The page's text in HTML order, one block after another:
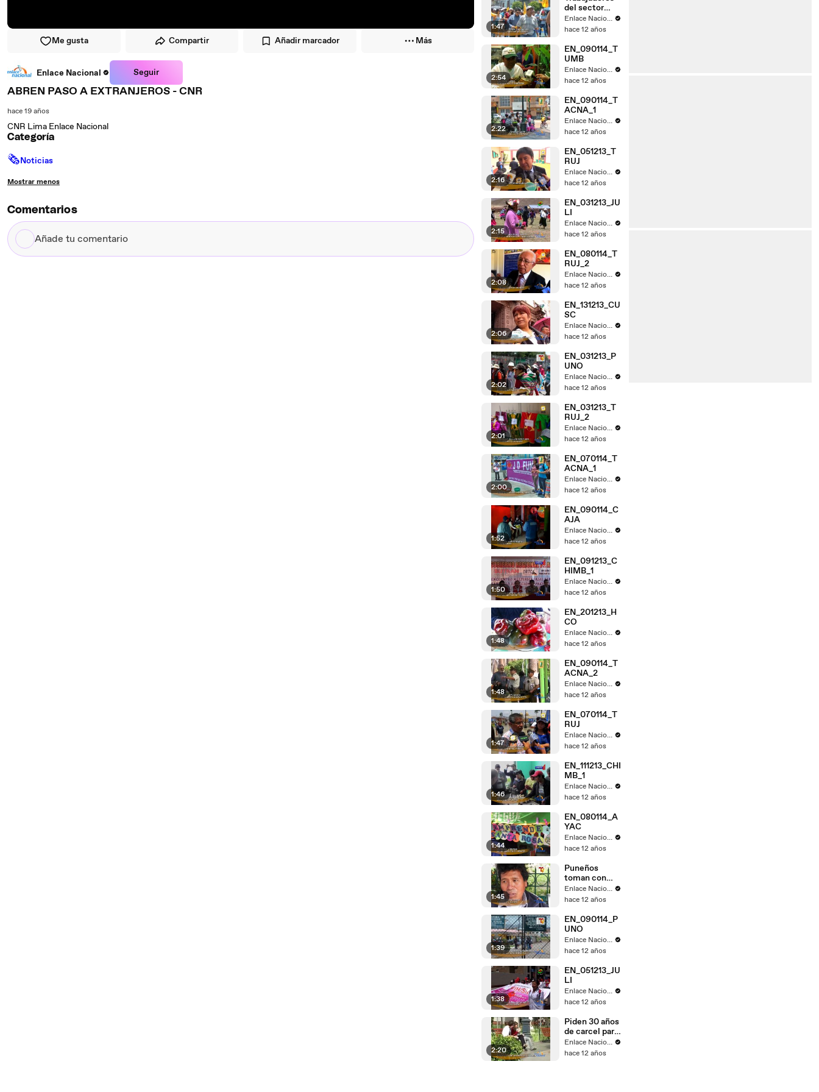
Me gusta Compartir Añadir marcador Más
Enlace Nacional Seguir
ABREN PASO A EXTRANJEROS - CNR
hace 19 años
CNR Lima Enlace Nacional
Categoría
🗞Noticias
Mostrar menos
Comentarios
Añade
tu
1:47
del sector
judicial de
Tacna acatan
Enlace Nacional
hace 12 años
2:54
EN_090114_T
UMB
Enlace Nacional
hace 12 años
2:22
EN_090114_T
ACNA_1
Enlace Nacional
hace 12 años
2:16
EN_051213_T
RUJ
Enlace Nacional
hace 12 años
2:15
EN_031213_JU
LI
Enlace Nacional
hace 12 años
2:08
EN_080114_T
RUJ_2
Enlace Nacional
hace 12 años
2:06
EN_131213_CU
SC
Enlace Nacional
hace 12 años
2:02
EN_031213_P
UNO
Enlace Nacional
hace 12 años
2:01
EN_031213_T
RUJ_2
Enlace Nacional
hace 12 años
2:00
EN_070114_T
ACNA_1
Enlace Nacional
hace 12 años
1:52
EN_090114_C
AJA
Enlace Nacional
hace 12 años
1:50
EN_091213_C
HIMB_1
Enlace Nacional
hace 12 años
1:48
EN_201213_H
CO
Enlace Nacional
hace 12 años
1:48
EN_090114_T
ACNA_2
Enlace Nacional
hace 12 años
1:47
EN_070114_T
RUJ
Enlace Nacional
hace 12 años
1:46
EN_111213_CHI
MB_1
Enlace Nacional
hace 12 años
1:44
EN_080114_A
YAC
Enlace Nacional
hace 12 años
1:45
Puneños
toman con
calma fallo de
La Haya
Enlace Nacional
hace 12 años
1:39
EN_090114_P
UNO
Enlace Nacional
hace 12 años
1:38
EN_051213_JU
LI
Enlace Nacional
hace 12 años
2:20
Piden 30 años
de carcel para
Gregorio
Santos
Enlace Nacional
hace 12 años